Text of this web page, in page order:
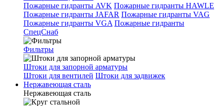
Пожарные гидранты AVK Пожарные гидранты HAWLE
Пожарные гидранты JAFAR Пожарные гидранты VAG
Пожарные гидранты VGA Пожарные гидранты
СпецСнаб
Фильтры
Штоки для запорной арматуры
Штоки для вентилей Штоки для задвижек
Нержавеющая сталь
Нержавеющая сталь